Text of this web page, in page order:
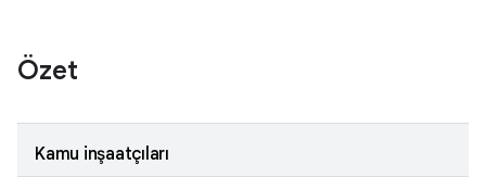
Özet
Kamu inşaatçıları